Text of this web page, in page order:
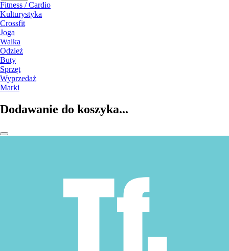
Fitness / Cardio
Kulturystyka
Crossfit
Joga
Walka
Odzież
Buty
Sprzęt
Wyprzedaż
Marki
Dodawanie do koszyka...